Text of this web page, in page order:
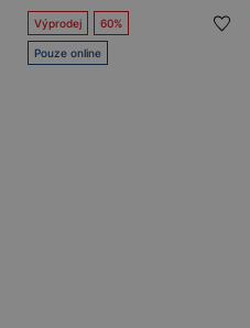
Výprodej 60%
Pouze online